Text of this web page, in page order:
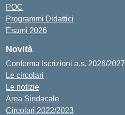
POC
Programmi Didattici
Esami 2026
Novità
Conferma Iscrizioni a.s. 2026/2027
Le circolari
Le notizie
Area Sindacale
Circolari 2022/2023